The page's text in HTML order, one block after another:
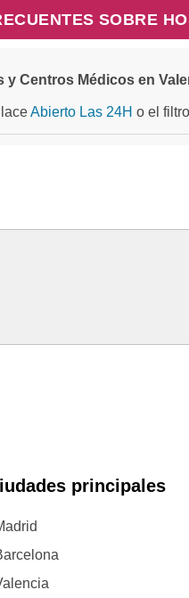
SOBRE
y Centros Médicos en
Abierto Las 24H o el
principales